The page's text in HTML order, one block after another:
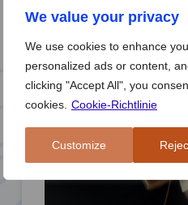
We value your privacy
We use cookies to enhance
personalized ads or content,
clicking "Accept All", you
cookies. Cookie-Richtlinie
Customize